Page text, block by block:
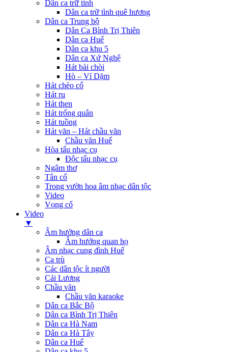
Dân ca trữ tình
Dân ca trữ tình quê hương
Dân ca Trung bộ
Dân Ca Bình Trị Thiên
Dân ca Huế
Dân ca khu 5
Dân ca Xứ Nghệ
Hát bài chòi
Hò – Ví Dặm
Hát chèo cổ
Hát ru
Hát then
Hát trống quân
Hát tuồng
Hát văn – Hát chầu văn
Chầu văn Huế
Hòa tấu nhạc cụ
Độc tấu nhạc cụ
Ngâm thơ
Tân cổ
Trong vườn hoa âm nhạc dân tộc
Video
Vọng cổ
Video
▼
Âm hưởng dân ca
Âm hưởng quan họ
Âm nhạc cung đình Huế
Ca trù
Các dân tộc ít người
Cải Lương
Chầu văn
Chầu văn karaoke
Dân ca Bắc Bộ
Dân ca Bình Trị Thiên
Dân ca Hà Nam
Dân ca Hà Tây
Dân ca Huế